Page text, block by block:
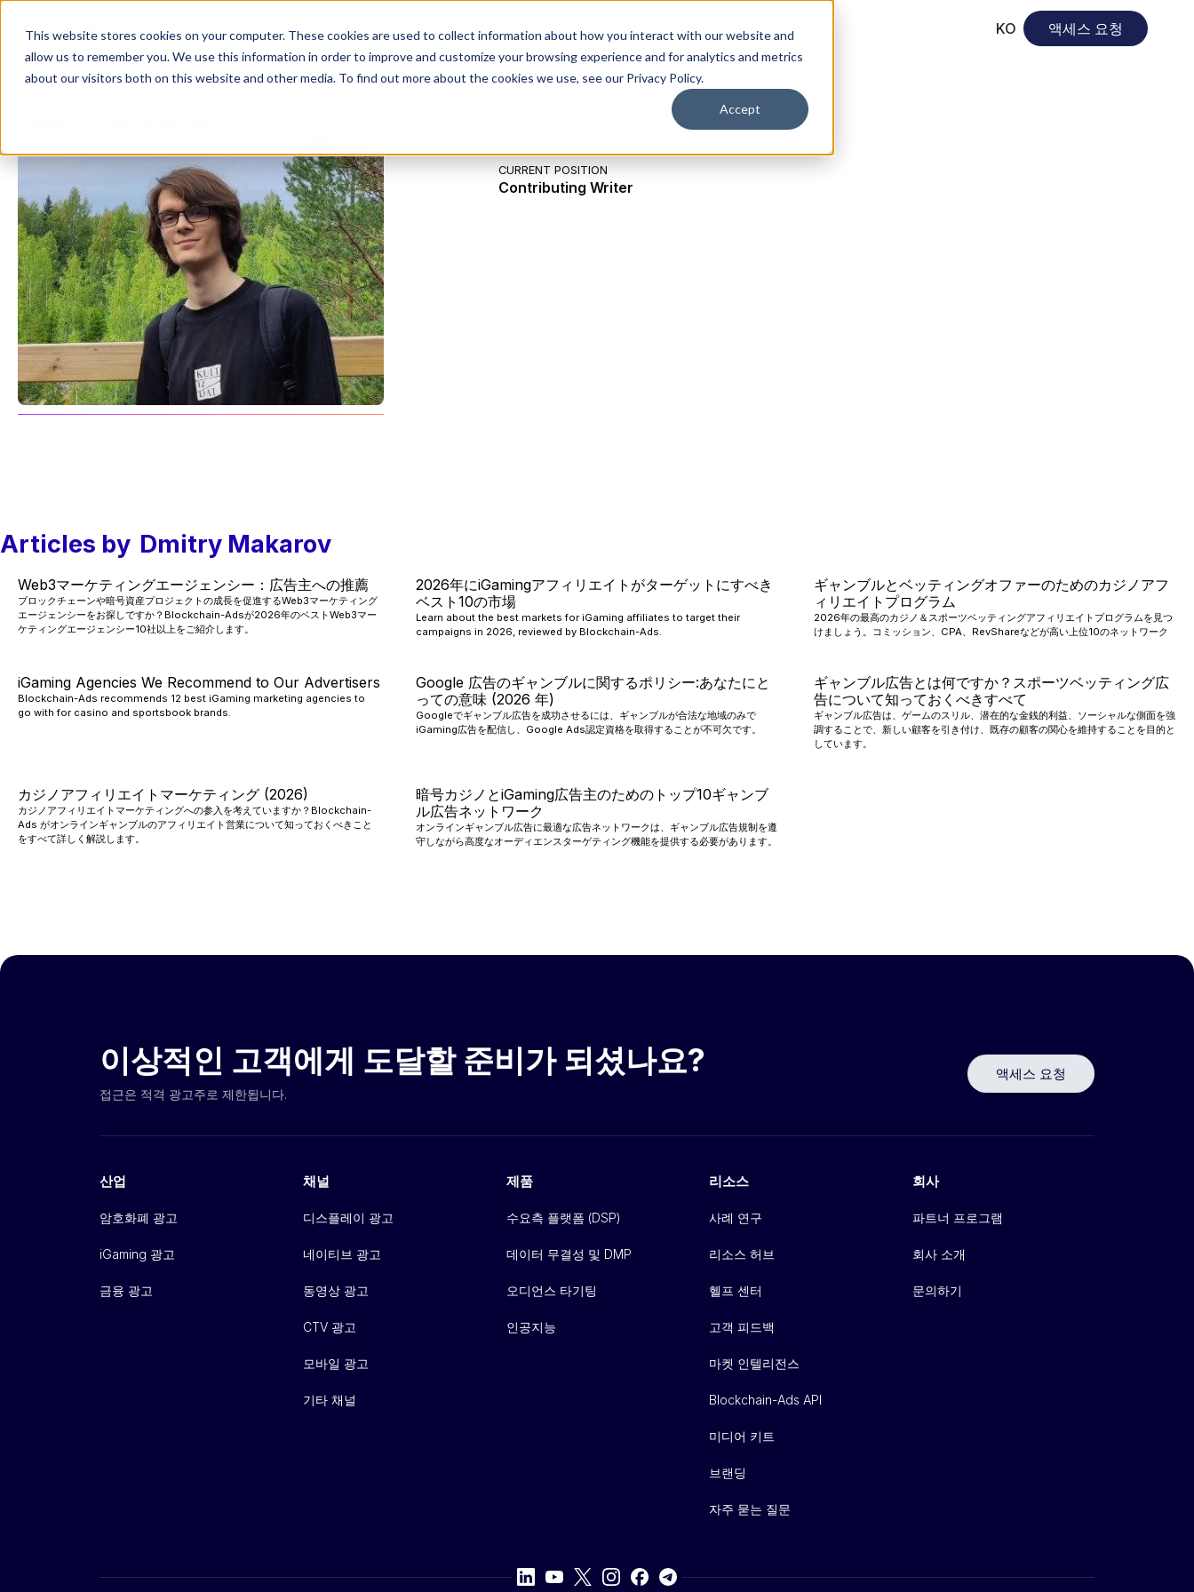
This website stores cookies on your computer. These cookies are used to collect information about how you interact with our website and
allow us to remember you. We use this information in order to improve and customize your browsing experience and for analytics and metrics
about our visitors both on this website and other media. To find out more about the cookies we use, see our Privacy Policy.
Accept
솔루션 플랫폼 리소스 KO 액세스 요청
CURRENT POSITION
Contributing Writer
Articles by Dmitry Makarov
Web3マーケティングエージェンシー：広告主への推薦
ブロックチェーンや暗号資産プロジェクトの成長を促進するWeb3マーケティング
エージェンシーをお探しですか？Blockchain-Adsが2026年のベストWeb3マー
ケティングエージェンシー10社以上をご紹介します。
2026年にiGamingアフィリエイトがターゲットにすべき
ベスト10の市場
Learn about the best markets for iGaming affiliates to target their
campaigns in 2026, reviewed by Blockchain-Ads.
ギャンブルとベッティングオファーのためのカジノアフ
ィリエイトプログラム
2026年の最高のカジノ＆スポーツベッティングアフィリエイトプログラムを見つ
けましょう。コミッション、CPA、RevShareなどが高い上位10のネットワーク
iGaming Agencies We Recommend to Our Advertisers
Blockchain-Ads recommends 12 best iGaming marketing agencies to
go with for casino and sportsbook brands.
Google 広告のギャンブルに関するポリシー:あなたにと
っての意味 (2026 年)
Googleでギャンブル広告を成功させるには、ギャンブルが合法な地域のみで
iGaming広告を配信し、Google Ads認定資格を取得することが不可欠です。
ギャンブル広告とは何ですか？スポーツベッティング広
告について知っておくべきすべて
ギャンブル広告は、ゲームのスリル、潜在的な金銭的利益、ソーシャルな側面を強
調することで、新しい顧客を引き付け、既存の顧客の関心を維持することを目的と
しています。
カジノアフィリエイトマーケティング (2026)
カジノアフィリエイトマーケティングへの参入を考えていますか？Blockchain-
Ads がオンラインギャンブルのアフィリエイト営業について知っておくべきこと
をすべて詳しく解説します。
暗号カジノとiGaming広告主のためのトップ10ギャンブ
ル広告ネットワーク
オンラインギャンブル広告に最適な広告ネットワークは、ギャンブル広告規制を遵
守しながら高度なオーディエンスターゲティング機能を提供する必要があります。
이상적인 고객에게 도달할 준비가 되셨나요?
접근은 적격 광고주로 제한됩니다.
액세스 요청
산업
암호화폐 광고
iGaming 광고
금융 광고
채널
디스플레이 광고
네이티브 광고
동영상 광고
CTV 광고
모바일 광고
기타 채널
제품
수요측 플랫폼 (DSP)
데이터 무결성 및 DMP
오디언스 타기팅
인공지능
리소스
사례 연구
리소스 허브
헬프 센터
고객 피드백
마켓 인텔리전스
Blockchain-Ads API
미디어 키트
브랜딩
자주 묻는 질문
회사
파트너 프로그램
회사 소개
문의하기